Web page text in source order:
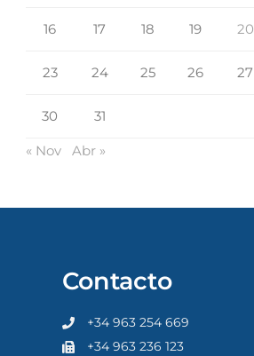
16 17 18 19 20
23 24 25 26 27
30 31
« Nov Abr »
Contacto
+34 963 254 669
+34 963 236 123